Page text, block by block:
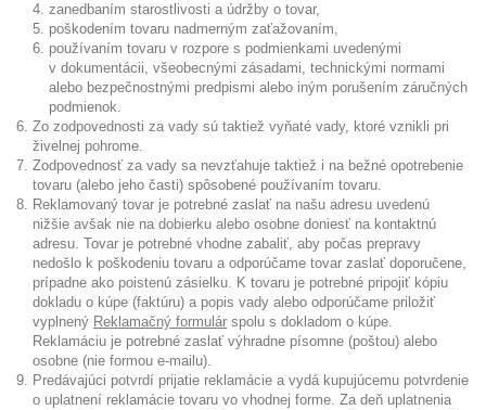
zanedbaním starostlivosti a údržby o tovar,
poškodením tovaru nadmerným zaťažovaním,
používaním tovaru v rozpore s podmienkami uvedenými
v dokumentácii, všeobecnými zásadami, technickými normami
alebo bezpečnostnými predpismi alebo iným porušením záručných
podmienok.
Zo zodpovednosti za vady sú taktiež vyňaté vady, ktoré vznikli pri
živelnej pohrome.
Zodpovednosť za vady sa nevzťahuje taktiež i na bežné opotrebenie
tovaru (alebo jeho časti) spôsobené používaním tovaru.
Reklamovaný tovar je potrebné zaslať na našu adresu uvedenú
nižšie avšak nie na dobierku alebo osobne doniesť na kontaktnú
adresu. Tovar je potrebné vhodne zabaliť, aby počas prepravy
nedošlo k poškodeniu tovaru a odporúčame tovar zaslať doporučene,
prípadne ako poistenú zásielku. K tovaru je potrebné pripojiť kópiu
dokladu o kúpe (faktúru) a popis vady alebo odporúčame priložiť
vyplnený Reklamačný formulár spolu s dokladom o kúpe.
Reklamáciu je potrebné zaslať výhradne písomne (poštou) alebo
osobne (nie formou e-mailu).
Predávajúci potvrdí prijatie reklamácie a vydá kupujúcemu potvrdenie
o uplatnení reklamácie tovaru vo vhodnej forme. Za deň uplatnenia